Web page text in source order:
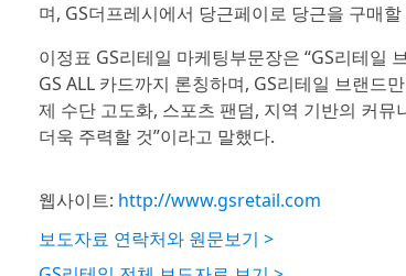
며, GS더프레시에서 당근페이로 당근을 구매
이정표 GS리테일 마케팅부문장은 “GS리테일
GS ALL 카드까지 론칭하며, GS리테일 브랜드
제 수단 고도화, 스포츠 팬덤, 지역 기반의 커
더욱 주력할 것”이라고 말했다.
웹사이트: http://www.gsretail.com
보도자료 연락처와 원문보기 >